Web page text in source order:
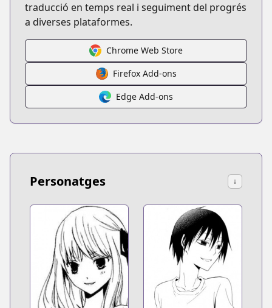
traducció en temps real i seguiment del progrés
a diverses plataformes.
Chrome Web Store
Firefox Add-ons
Edge Add-ons
Personatges ↓